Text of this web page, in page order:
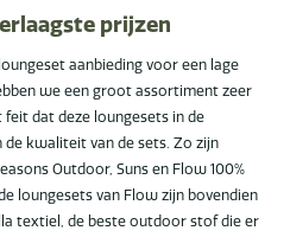
prijzen
aanbieding voor een lage
we een groot assortiment zeer
dat deze loungesets in de
de kwaliteit van de sets. Zo zijn
Outdoor, Suns en Flow 100%
loungesets van Flow zijn bovendien
textiel, de beste outdoor stof die er